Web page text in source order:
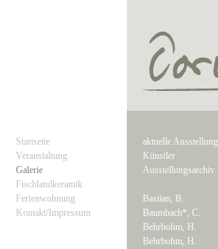
Startseite
Veranstaltung
Galerie
Fischlandkeramik
Ferienwohnung
Kontakt/Impressum
aktuelle Ausstellung
Künstler
Ausstellungsarchiv
Bastian, B.
Baumbach*, C.
Behrbohm, H.
Behrbohm, H.